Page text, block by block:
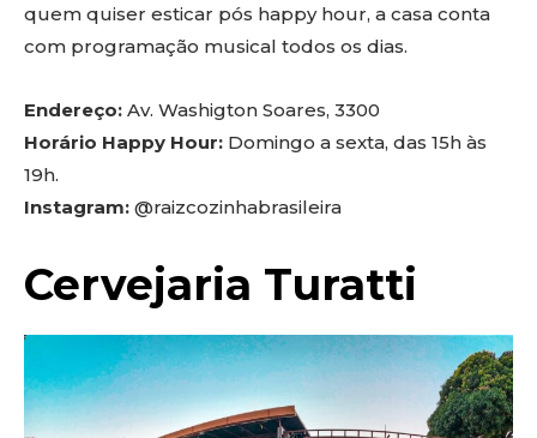
quem quiser esticar pós happy hour, a casa conta
com programação musical todos os dias.
Endereço: Av. Washigton Soares, 3300
Horário Happy Hour: Domingo a sexta, das 15h às
19h.
Instagram: @raizcozinhabrasileira
Cervejaria Turatti